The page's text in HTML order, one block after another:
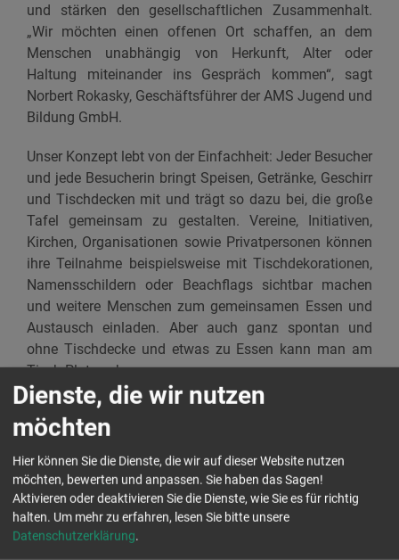
und stärken den gesellschaftlichen Zusammenhalt.
„Wir möchten einen offenen Ort schaffen, an dem
Menschen unabhängig von Herkunft, Alter oder
Haltung miteinander ins Gespräch kommen“, sagt
Norbert Rokasky, Geschäftsführer der AMS Jugend und
Bildung GmbH.
Unser Konzept lebt von der Einfachheit: Jeder Besucher
und jede Besucherin bringt Speisen, Getränke, Geschirr
und Tischdecken mit und trägt so dazu bei, die große
Tafel gemeinsam zu gestalten. Vereine, Initiativen,
Kirchen, Organisationen sowie Privatpersonen können
ihre Teilnahme beispielsweise mit Tischdekorationen,
Namensschildern oder Beachflags sichtbar machen
und weitere Menschen zum gemeinsamen Essen und
Austausch einladen. Aber auch ganz spontan und
ohne Tischdecke und etwas zu Essen kann man am
Tisch Platz nehmen.
Vor Ort werden Biertischgarnituren bereitgestellt. Eine
Anmeldung ist nicht erforderlich.
Vertreterinnen und Vertreter der Medien sind herzlich
eingeladen, die Veranstaltung zu besuchen und
darüber zu berichten.
Dienste, die wir nutzen
möchten
Hier können Sie die Dienste, die wir auf dieser Website nutzen
möchten, bewerten und anpassen. Sie haben das Sagen!
Aktivieren oder deaktivieren Sie die Dienste, wie Sie es für richtig
halten. Um mehr zu erfahren, lesen Sie bitte unsere
Datenschutzerklärung.